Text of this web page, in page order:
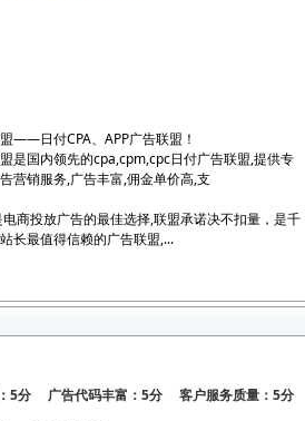
——日付CPA、APP广告联盟！
是国内领先的cpa,cpm,cpc日付广告联盟,提供专
营销服务,广告丰富,佣金单价高,支
商投放广告的最佳选择,联盟承诺决不扣量，是千
长最值得信赖的广告联盟,...
5分 广告代码丰富：5分 客户服务质量：5分